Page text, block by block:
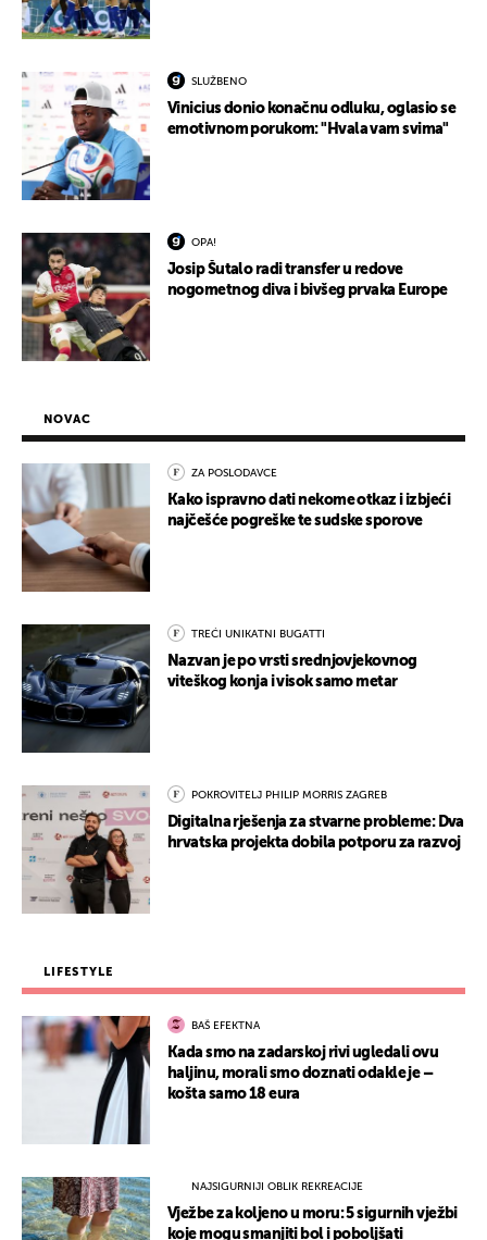
SLUŽBENO
Vinicius donio konačnu odluku, oglasio se
emotivnom porukom: "Hvala vam svima"
OPA!
Josip Šutalo radi transfer u redove
nogometnog diva i bivšeg prvaka Europe
NOVAC
ZA POSLODAVCE
Kako ispravno dati nekome otkaz i izbjeći
najčešće pogreške te sudske sporove
TREĆI UNIKATNI BUGATTI
Nazvan je po vrsti srednjovjekovnog
viteškog konja i visok samo metar
POKROVITELJ PHILIP MORRIS ZAGREB
Digitalna rješenja za stvarne probleme: Dva
hrvatska projekta dobila potporu za razvoj
LIFESTYLE
BAŠ EFEKTNA
Kada smo na zadarskoj rivi ugledali ovu
haljinu, morali smo doznati odakle je –
košta samo 18 eura
NAJSIGURNIJI OBLIK REKREACIJE
Vježbe za koljeno u moru: 5 sigurnih vježbi
koje mogu smanjiti bol i poboljšati